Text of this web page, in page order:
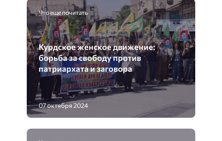
Что еще почитать
Курдское женское движение:
борьба за свободу против
патриархата и заговора
07 октября 2024